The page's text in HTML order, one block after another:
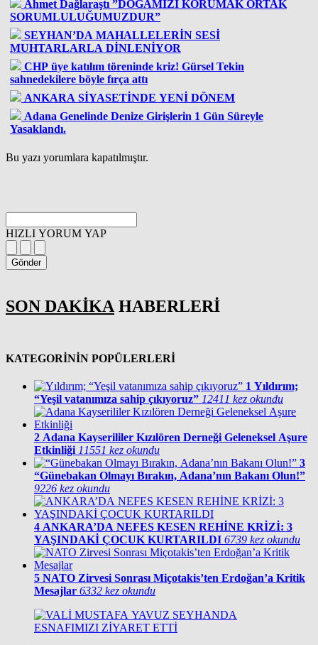
Ahmet Dağlaraştı ”DOĞAMIZI KORUMAK ORTAK
SORUMLULUĞUMUZDUR”
SEYHAN’DA MAHALLELERİN SESİ
MUHTARLARLA DİNLENİYOR
CHP üye katılım töreninde kriz! Gürsel Tekin
sahnedekilere böyle fırça attı
ANKARA SİYASETİNDE YENİ DÖNEM
Adana Genelinde Denize Girişlerin 1 Gün Süreyle
Yasaklandı.
Bu yazı yorumlara kapatılmıştır.
HIZLI YORUM YAP
Gönder
SON DAKİKA HABERLERİ
KATEGORİNİN POPÜLERLERİ
1 Yıldırım;
“Yeşil vatanımıza sahip çıkıyoruz” 12411 kez okundu
2 Adana Kayserililer Kızılören Derneği Geleneksel Aşure
Etkinliği 11551 kez okundu
3
“Günebakan Olmayı Bırakın, Adana’nın Bakanı Olun!”
9226 kez okundu
4 ANKARA’DA NEFES KESEN REHİNE KRİZİ: 3
YAŞINDAKİ ÇOCUK KURTARILDI 6739 kez okundu
5 NATO Zirvesi Sonrası Miçotakis’ten Erdoğan’a Kritik
Mesajlar 6332 kez okundu